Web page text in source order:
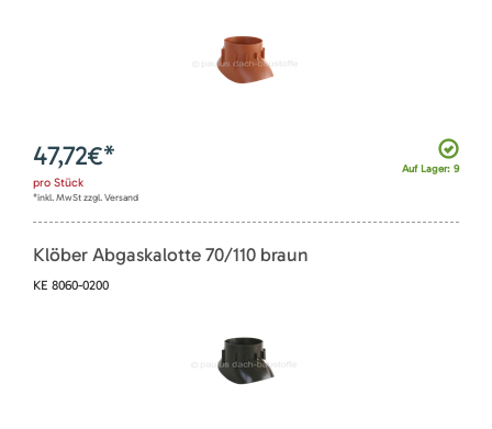
Auf Lager: 9
47,72€*
pro Stück
*inkl. MwSt zzgl. Versand
Klöber Abgaskalotte 70/110 braun
KE 8060-0200